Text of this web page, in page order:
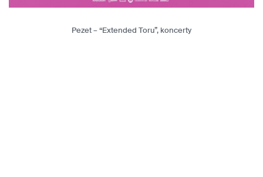
Pezet – “Extended Toru”, koncerty